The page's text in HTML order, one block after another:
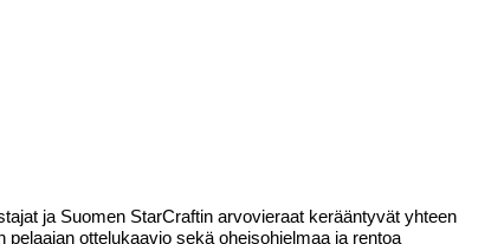
ja Suomen StarCraftin arvovieraat kerääntyvät yhteen
ottelukaavio sekä oheisohjelmaa ja rentoa